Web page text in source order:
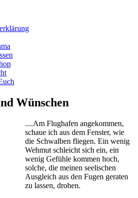
Wünschen
....Am Flughafen angekommen,
schaue ich aus dem Fenster, wie
die Schwalben fliegen. Ein wenig
Wehmut schleicht sich ein, ein
wenig Gefühle kommen hoch,
solche, die meinen seelischen
Ausgleich aus den Fugen geraten
zu lassen, drohen.